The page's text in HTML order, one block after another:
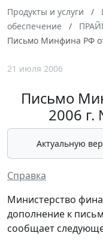
Продукты и услуги
обеспечение
Письмо Минфина РФ
21 июля 2006
Письмо
2006
Актуальную
Справка
Министерство
дополнение к
сообщает